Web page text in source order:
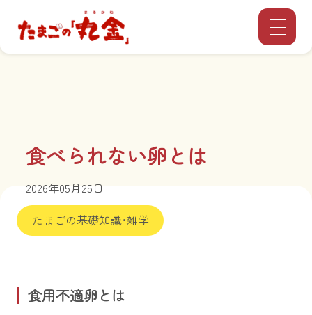
食べられない卵とは
2026年05月25日
たまごの基礎知識･雑学
食用不適卵とは